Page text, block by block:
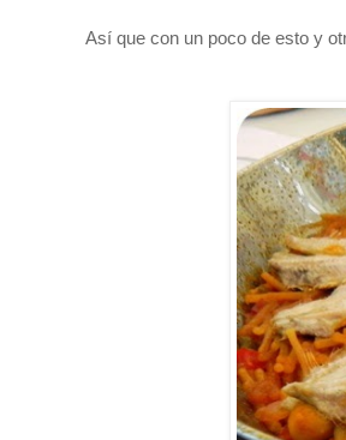
Así que con un poco de esto y